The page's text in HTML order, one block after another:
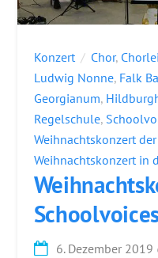
Konzert Chor,
Ludwig Nonne, Falk
Georgianum,
Regelschule,
Weihnachtskonzert
Weihnachtskonzert in
6. Dezember 2019